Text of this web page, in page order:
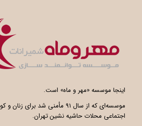
اینجا موسسه «مهر و ماه» است.
موسسه‌ای که از سال ۹۱ مأمنی شد
اجتماعی محلات حاشیه نشین تهران.